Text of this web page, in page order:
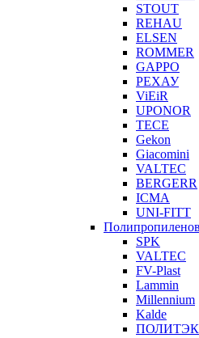
STOUT
REHAU
ELSEN
ROMMER
GAPPO
РЕХАУ
ViEiR
UPONOR
TECE
Gekon
Giacomini
VALTEC
BERGERR
ICMA
UNI-FITT
SPK
VALTEC
FV-Plast
Lammin
Millennium
Kalde
ПОЛИТЭК